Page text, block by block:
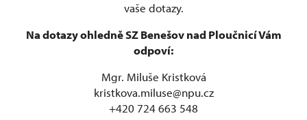
vaše dotazy.
Na dotazy ohledně SZ Benešov nad Ploučnicí Vám
odpoví:
Mgr. Miluše Kristková
kristkova.miluse@npu.cz
+420 724 663 548